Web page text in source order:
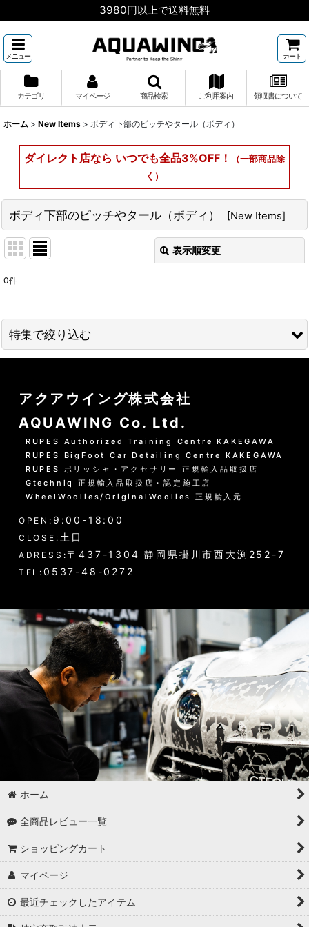
3980円以上で送料無料
メニュー カート
カテゴリ マイページ 商品検索 ご利用案内 領収書について
ホーム > New Items > ボディ下部のピッチやタール（ボディ）
ダイレクト店なら いつでも全品3%OFF！
（一部商品除
く）
ボディ下部のピッチやタール（ボディ） [New Items]
表示順変更
並び順 :
0件
特集で絞り込む
水洗いの方法
グリーンシャンプー洗車の方法
PHリフレッシュシャンプー洗車
黒い筋状の水垢・古い保護層
ホイール・タイヤの洗浄
エンジンルーム・タイヤハウスなど
ドア・トランクの内側（インナー）の洗浄
ゴムパーツの洗浄
各パーツの脱脂
02 -------------------
ボディコーティング（通常カラー）
ボディコーティング（マットカラー）
アルミホイールコーティング（クリアーコートなし アルミ素地
）
アルミホイールコーティング（メッキ・スパッタリング）
アルミホイールコーティング（艶消〜半艶 マットカラー）
アルミホイールコーティング（クリアーなし ソリッドカラー塗
アクアウイング株式会社
AQUAWING Co. Ltd.
RUPES Authorized Training Centre KAKEGAWA
RUPES BigFoot Car Detailing Centre KAKEGAWA
RUPES ポリッシャ・アクセサリー 正規輸入品取扱店
Gtechniq 正規輸入品取扱店・認定施工店
WheelWoolies/OriginalWoolies 正規輸入元
OPEN: 9:00-18:00
CLOSE: 土日
ADRESS: 〒437-1304 静岡県掛川市西大渕252-7
TEL: 0537-48-0272
ホーム
全商品レビュー一覧
ショッピングカート
マイページ
最近チェックしたアイテム